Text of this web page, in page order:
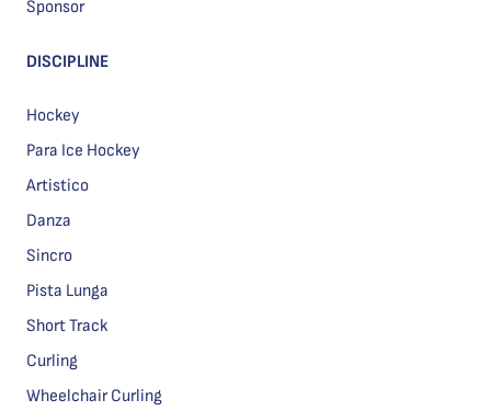
Sponsor
DISCIPLINE
Hockey
Para Ice Hockey
Artistico
Danza
Sincro
Pista Lunga
Short Track
Curling
Wheelchair Curling